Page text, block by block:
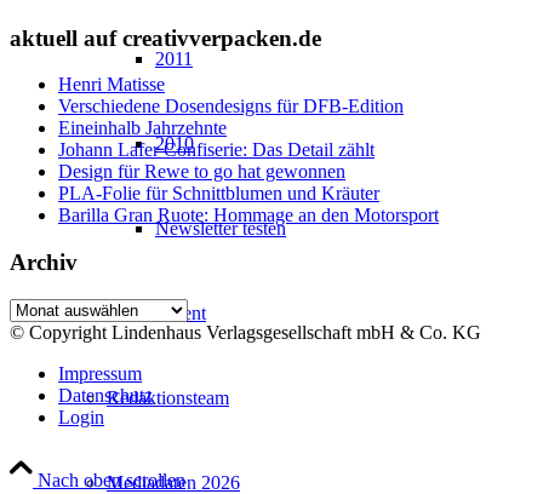
2011
2010
Newsletter testen
Abonnement
Redaktionsteam
Mediadaten 2026
aktuell auf creativverpacken.de
Henri Matisse
Verschiedene Dosendesigns für DFB-Edition
Eineinhalb Jahrzehnte
Johann Lafer Confiserie: Das Detail zählt
Design für Rewe to go hat gewonnen
PLA-Folie für Schnittblumen und Kräuter
Barilla Gran Ruote: Hommage an den Motorsport
Archiv
Archiv
© Copyright Lindenhaus Verlagsgesellschaft mbH & Co. KG
Impressum
Datenschutz
Login
Nach oben scrollen